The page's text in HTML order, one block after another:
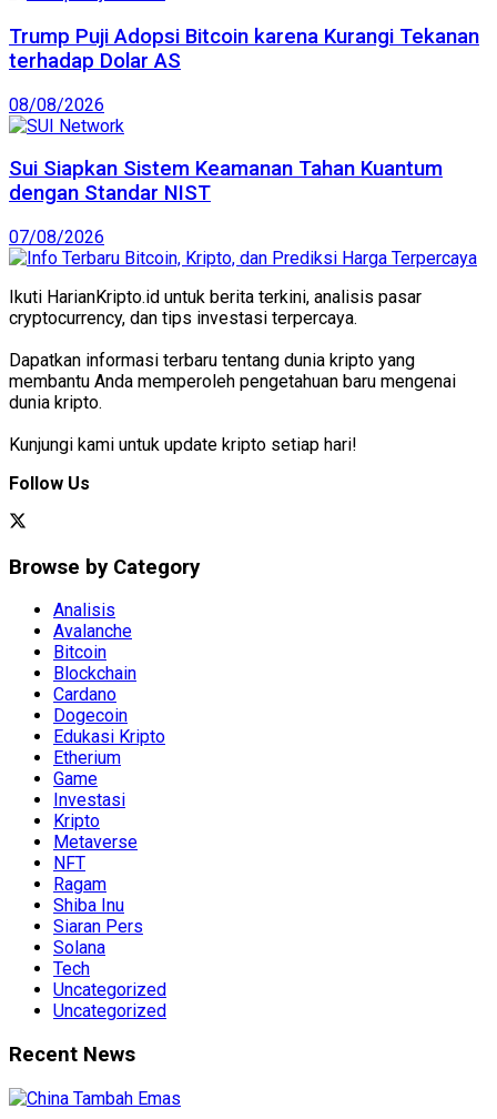
Trump Puji Adopsi Bitcoin karena Kurangi Tekanan
terhadap Dolar AS
08/08/2026
Sui Siapkan Sistem Keamanan Tahan Kuantum
dengan Standar NIST
07/08/2026
Ikuti HarianKripto.id untuk berita terkini, analisis pasar
cryptocurrency, dan tips investasi terpercaya.
Dapatkan informasi terbaru tentang dunia kripto yang
membantu Anda memperoleh pengetahuan baru mengenai
dunia kripto.
Kunjungi kami untuk update kripto setiap hari!
Follow Us
Browse by Category
Analisis
Avalanche
Bitcoin
Blockchain
Cardano
Dogecoin
Edukasi Kripto
Etherium
Game
Investasi
Kripto
Metaverse
NFT
Ragam
Shiba Inu
Siaran Pers
Solana
Tech
Uncategorized
Uncategorized
Recent News